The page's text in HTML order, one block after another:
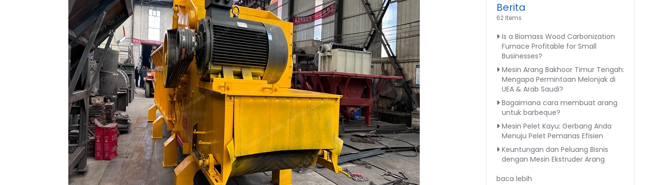
Berita
62 Items
Is a Biomass Wood Carbonization
Furnace Profitable for Small
Businesses?
Mesin Arang Bakhoor Timur Tengah:
Mengapa Permintaan Melonjak di
UEA & Arab Saudi?
Bagaimana cara membuat arang
untuk barbeque?
Mesin Pelet Kayu: Gerbang Anda
Menuju Pelet Pemanas Efisien
Keuntungan dan Peluang Bisnis
dengan Mesin Ekstruder Arang
baca lebih